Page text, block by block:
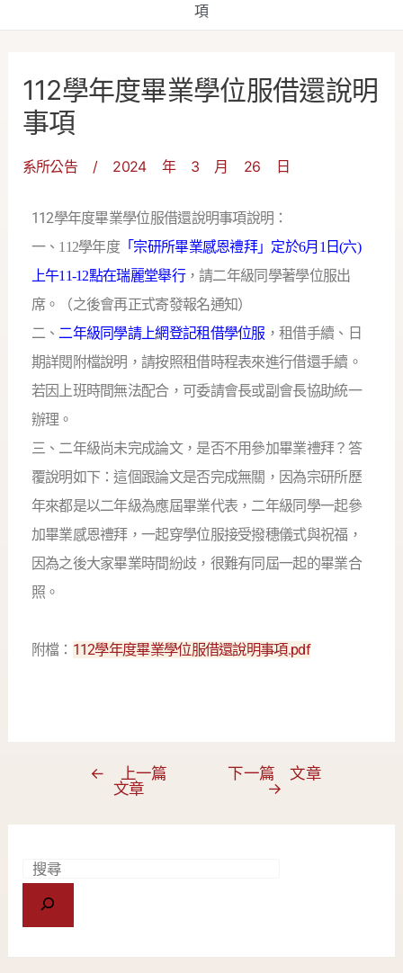
項
112學年度畢業學位服借還說明
事項
系所公告/ 2024 年 3 月 26 日
112學年度畢業學位服借還說明事項說明：
一、112學年度 「宗研所畢業感恩禮拜」定於6月1日(六)
上午11-12點在瑞麗堂舉行，請二年級同學著學位服出
席。
（之後會再正式寄發報名通知）
二、 二年級同學請上網登記租借學位服 ，租借手續、 日
期詳閱附檔說明，請按照租借時程表來進行借還手續。
若因上班時間無法配合，可委請會長或副會長協助統一
辦理。
三、二年級尚未完成論文，是否不用參加畢業禮拜？答
覆說明如下：這個跟論文是否完成無關， 因為宗研所歷
年來都是以二年級為應屆畢業代表， 二年級同學一起參
加畢業感恩禮拜，一起穿學位服接受撥穗儀式與祝福，
因為之後大家畢業時間紛歧， 很難有同屆一起的畢業合
照。
附檔： 112學年度畢業學位服借還說明事項.pdf
← 上一篇
文章
下一篇 文章
→